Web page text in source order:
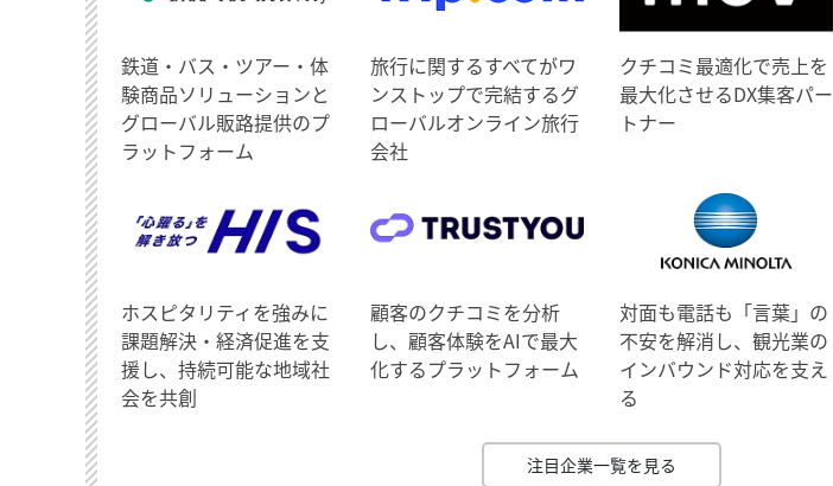
鉄道・バス・ツアー・体
験商品ソリューションと
グローバル販路提供のプ
ラットフォーム
旅行に関するすべてがワ
ンストップで完結するグ
ローバルオンライン旅行
会社
クチコミ最適化で売上を
最大化させるDX集客パー
トナー
ホスピタリティを強みに
課題解決・経済促進を支
援し、持続可能な地域社
会を共創
顧客のクチコミを分析
し、顧客体験をAIで最大
化するプラットフォーム
対面も電話も「言葉」の
不安を解消し、観光業の
インバウンド対応を支え
る
注目企業一覧を見る